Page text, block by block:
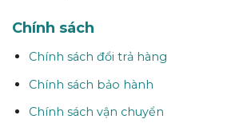
Chính sách
Chính sách đổi trả hàng
Chính sách bảo hành
Chính sách vận chuyển